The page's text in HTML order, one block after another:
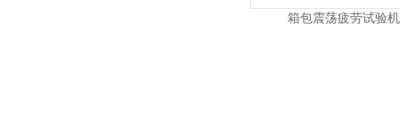
箱包震荡疲劳试验机